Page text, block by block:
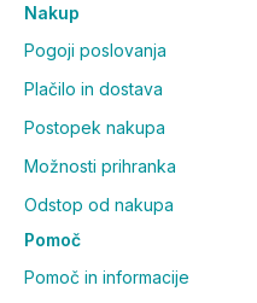
Nakup
Pogoji poslovanja
Plačilo in dostava
Postopek nakupa
Možnosti prihranka
Odstop od nakupa
Pomoč
Pomoč in informacije